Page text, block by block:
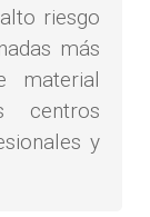
riesgo
más
material
centros
y